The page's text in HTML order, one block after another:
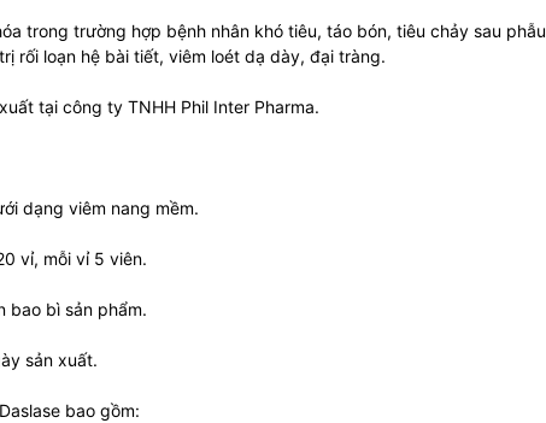
trong trường hợp bệnh nhân khó tiêu, táo bón, tiêu chảy sau phẫu
rối loạn hệ bài tiết, viêm loét dạ dày, đại tràng.
tại công ty TNHH Phil Inter Pharma.
dạng viêm nang mềm.
vỉ, mỗi vỉ 5 viên.
bao bì sản phẩm.
sản xuất.
bao gồm: